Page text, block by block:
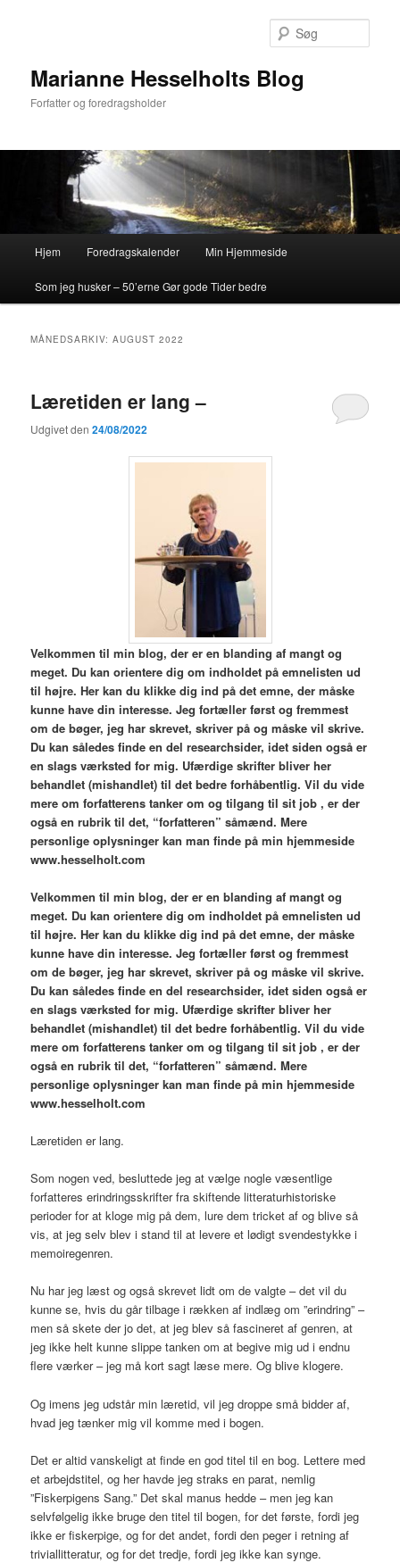
Marianne Hesselholts Blog
Forfatter og foredragsholder
Hjem Foredragskalender Min Hjemmeside
Som jeg husker – 50’erne Gør gode Tider bedre
MÅNEDSARKIV:AUGUST 2022
Læretiden er lang –
Udgivet den24/08/2022
Velkommen til min blog, der er en blanding af mangt og
meget. Du kan orientere dig om indholdet på emnelisten ud
til højre. Her kan du klikke dig ind på det emne, der måske
kunne have din interesse. Jeg fortæller først og fremmest
om de bøger, jeg har skrevet, skriver på og måske vil skrive.
Du kan således finde en del researchsider, idet siden også er
en slags værksted for mig. Ufærdige skrifter bliver her
behandlet (mishandlet) til det bedre forhåbentlig. Vil du vide
mere om forfatterens tanker om og tilgang til sit job , er der
også en rubrik til det, “forfatteren” såmænd. Mere
personlige oplysninger kan man finde på min hjemmeside
www.hesselholt.com
Velkommen til min blog, der er en blanding af mangt og
meget. Du kan orientere dig om indholdet på emnelisten ud
til højre. Her kan du klikke dig ind på det emne, der måske
kunne have din interesse. Jeg fortæller først og fremmest
om de bøger, jeg har skrevet, skriver på og måske vil skrive.
Du kan således finde en del researchsider, idet siden også er
en slags værksted for mig. Ufærdige skrifter bliver her
behandlet (mishandlet) til det bedre forhåbentlig. Vil du vide
mere om forfatterens tanker om og tilgang til sit job , er der
også en rubrik til det, “forfatteren” såmænd. Mere
personlige oplysninger kan man finde på min hjemmeside
www.hesselholt.com
Læretiden er lang.
Som nogen ved, besluttede jeg at vælge nogle væsentlige
forfatteres erindringsskrifter fra skiftende litteraturhistoriske
perioder for at kloge mig på dem, lure dem tricket af og blive så
vis, at jeg selv blev i stand til at levere et lødigt svendestykke i
memoiregenren.
Nu har jeg læst og også skrevet lidt om de valgte – det vil du
kunne se, hvis du går tilbage i rækken af indlæg om ”erindring” –
men så skete der jo det, at jeg blev så fascineret af genren, at
jeg ikke helt kunne slippe tanken om at begive mig ud i endnu
flere værker – jeg må kort sagt læse mere. Og blive klogere.
Og imens jeg udstår min læretid, vil jeg droppe små bidder af,
hvad jeg tænker mig vil komme med i bogen.
Det er altid vanskeligt at finde en god titel til en bog. Lettere med
et arbejdstitel, og her havde jeg straks en parat, nemlig
”Fiskerpigens Sang.” Det skal manus hedde – men jeg kan
selvfølgelig ikke bruge den titel til bogen, for det første, fordi jeg
ikke er fiskerpige, og for det andet, fordi den peger i retning af
triviallitteratur, og for det tredje, fordi jeg ikke kan synge.